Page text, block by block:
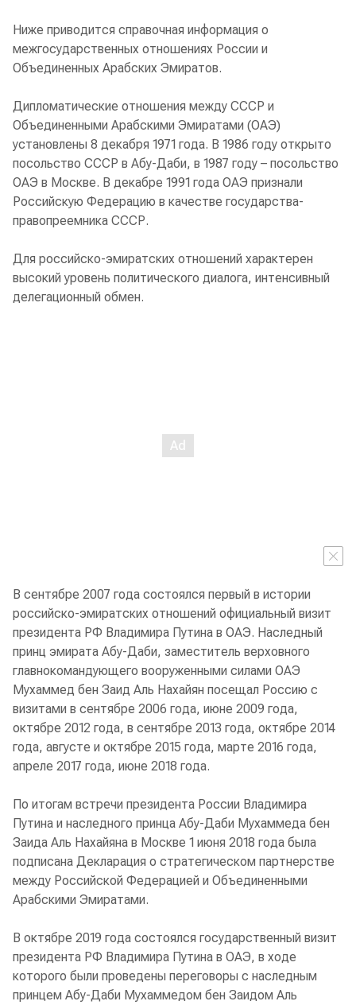
Ниже приводится справочная информация о
межгосударственных отношениях России и
Объединенных Арабских Эмиратов.
Дипломатические отношения между СССР и
Объединенными Арабскими Эмиратами (ОАЭ)
установлены 8 декабря 1971 года. В 1986 году открыто
посольство СССР в Абу-Даби, в 1987 году – посольство
ОАЭ в Москве. В декабре 1991 года ОАЭ признали
Российскую Федерацию в качестве государства-
правопреемника СССР.
Для российско-эмиратских отношений характерен
высокий уровень политического диалога, интенсивный
делегационный обмен.
В сентябре 2007 года состоялся первый в истории
российско-эмиратских отношений официальный визит
президента РФ Владимира Путина в ОАЭ. Наследный
принц эмирата Абу-Даби, заместитель верховного
главнокомандующего вооруженными силами ОАЭ
Мухаммед бен Заид Аль Нахайян посещал Россию с
визитами в сентябре 2006 года, июне 2009 года,
октябре 2012 года, в сентябре 2013 года, октябре 2014
года, августе и октябре 2015 года, марте 2016 года,
апреле 2017 года, июне 2018 года.
По итогам встречи президента России Владимира
Путина и наследного принца Абу-Даби Мухаммеда бен
Заида Аль Нахайяна в Москве 1 июня 2018 года была
подписана Декларация о стратегическом партнерстве
между Российской Федерацией и Объединенными
Арабскими Эмиратами.
В октябре 2019 года состоялся государственный визит
президента РФ Владимира Путина в ОАЭ, в ходе
которого были проведены переговоры с наследным
принцем Абу-Даби Мухаммедом бен Заидом Аль